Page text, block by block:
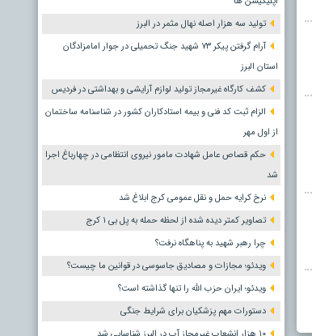
تولید سه هزار اصله نهال مثمر در البرز
آرام گرفتن پیکر ۷۳ شهید جنگ تحمیلی در جوار امامزادگان
استان البرز
کشف کارگاه غیرمجاز تولید لوازم آرایشی و بهداشتی در فردیس
الزام ثبت کد فنی و بیمه استادکاران کشور در شناسنامه ساختمان
از اول مهر
حکم قصاص عامل شهادت مامور نیروی انتظامی در چهارباغ اجرا
شد
نرخ کرایه حمل و نقل عمومی کرج ابلاغ شد
تصاویر کمتر دیده شده از لحظه حمله به پل بی ۱ کرج
چرا رهبر شهید به پناهگاه نرفت؟
ویدئو؛ مجازات و مصادیق جاسوسی در قوانین ما چیست؟
ویدئو؛ ایران حزب الله را تنها گذاشته است؟
دستورات مهم پزشکیان برای شرایط جنگی